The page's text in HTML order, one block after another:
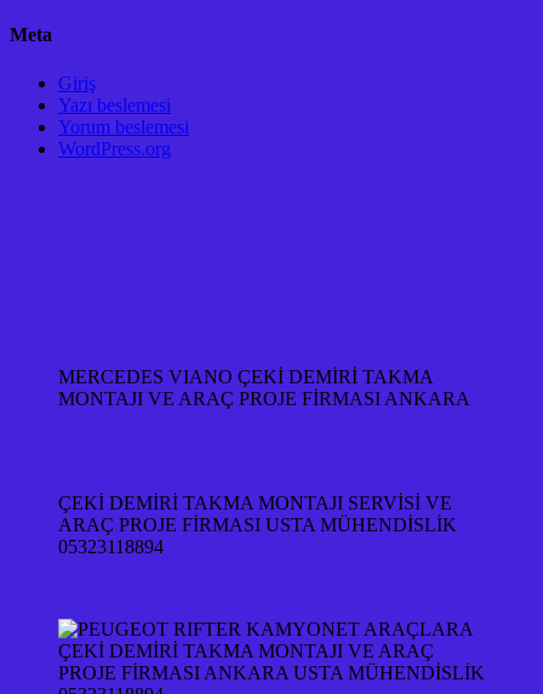
Meta
Giriş
Yazı beslemesi
Yorum beslemesi
WordPress.org
MERCEDES VIANO ÇEKİ DEMİRİ TAKMA
MONTAJI VE ARAÇ PROJE FİRMASI ANKARA
ÇEKİ DEMİRİ TAKMA MONTAJI SERVİSİ VE
ARAÇ PROJE FİRMASI USTA MÜHENDİSLİK
05323118894